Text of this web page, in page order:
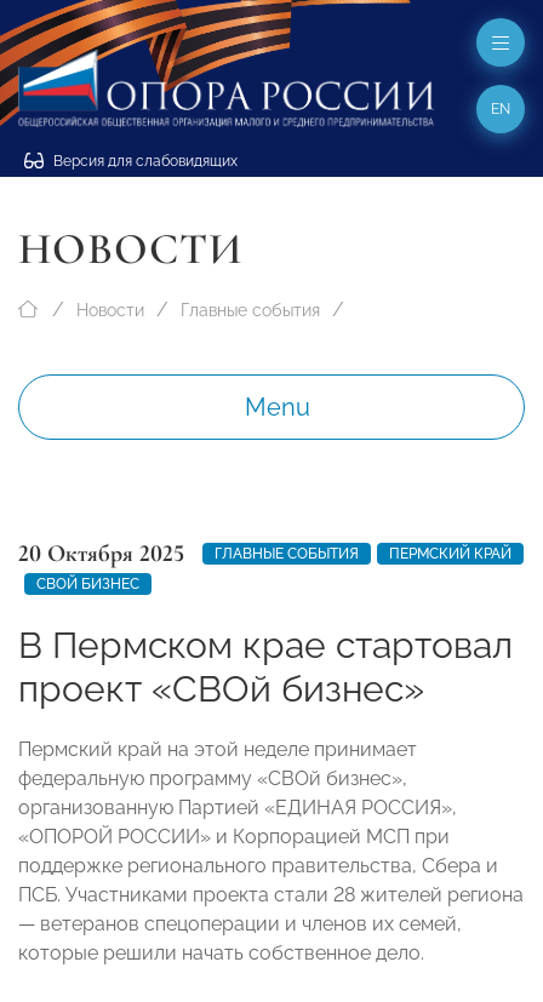
Версия для слабовидящих
EN
НОВОСТИ
Новости Главные события
Menu
20 Октября 2025 ГЛАВНЫЕ СОБЫТИЯ
ПЕРМСКИЙ КРАЙ
СВОЙ БИЗНЕС
В Пермском крае стартовал
проект «СВОй бизнес»
Пермский край на этой неделе принимает
федеральную программу «СВОй бизнес»,
организованную Партией «ЕДИНАЯ РОССИЯ»,
«ОПОРОЙ РОССИИ» и Корпорацией МСП при
поддержке регионального правительства, Сбера и
ПСБ. Участниками проекта стали 28 жителей региона
— ветеранов спецоперации и членов их семей,
которые решили начать собственное дело.